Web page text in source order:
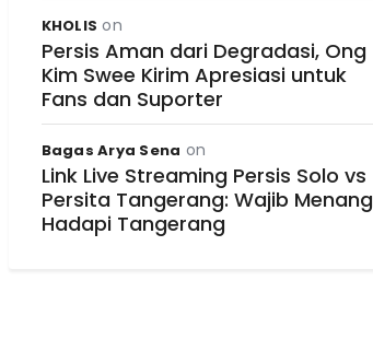
KHOLIS on
Persis Aman dari Degradasi, Ong
Kim Swee Kirim Apresiasi untuk
Fans dan Suporter
Bagas Arya Sena on
Link Live Streaming Persis Solo vs
Persita Tangerang: Wajib Menang
Hadapi Tangerang